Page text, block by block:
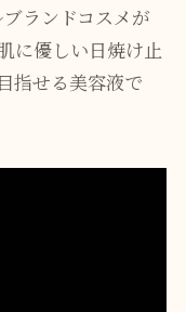
ランドコスメが
に優しい日焼け止
指せる美容液で